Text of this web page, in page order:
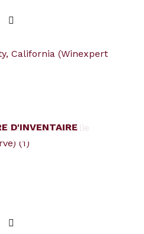
California (Winexpert
D'INVENTAIRE